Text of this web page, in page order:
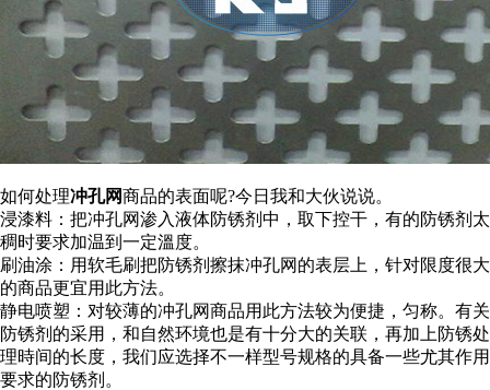
如何处理冲孔网商品的表面呢?今日我和大伙说说。
浸漆料：把冲孔网渗入液体防锈剂中，取下控干，有的防锈剂太
稠时要求加温到一定溫度。
刷油涂：用软毛刷把防锈剂擦抹冲孔网的表层上，针对限度很大
的商品更宜用此方法。
静电喷塑：对较薄的冲孔网商品用此方法较为便捷，匀称。有关
防锈剂的采用，和自然环境也是有十分大的关联，再加上防锈处
理時间的长度，我们应选择不一样型号规格的具备一些尤其作用
要求的防锈剂。